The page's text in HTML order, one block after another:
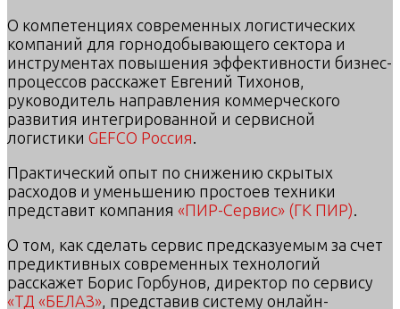
О компетенциях современных логистических
компаний для горнодобывающего сектора и
инструментах повышения эффективности бизнес-
процессов расскажет Евгений Тихонов,
руководитель направления коммерческого
развития интегрированной и сервисной
логистики GEFCO Россия
Практический опыт по снижению скрытых
расходов и уменьшению простоев техники
представит компания «ПИР-Сервис» (ГК ПИР)
О том, как сделать сервис предсказуемым за счет
предиктивных современных технологий
расскажет Борис Горбунов, директор по сервису
«ТД «БЕЛАЗ» , представив систему онлайн-